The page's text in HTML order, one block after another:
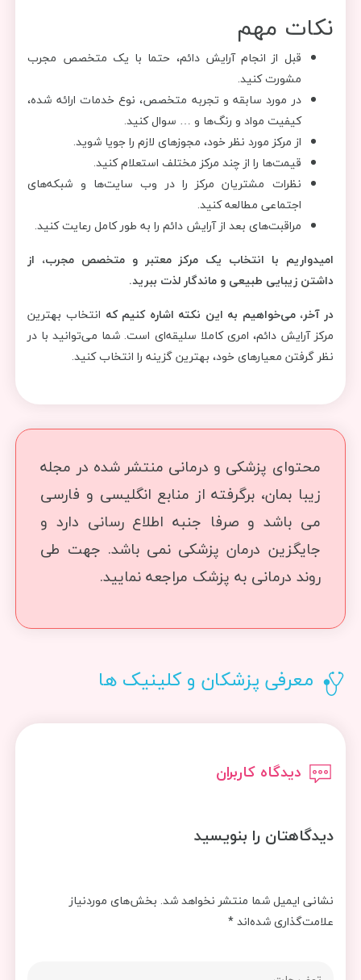
نکات مهم
قبل از انجام آرایش دائم، حتما با یک متخصص مجرب
مشورت کنید.
در مورد سابقه و تجربه متخصص، نوع خدمات ارائه شده،
کیفیت مواد و رنگ‌ها و … سوال کنید.
از مرکز مورد نظر خود، مجوزهای لازم را جویا شوید.
قیمت‌ها را از چند مرکز مختلف استعلام کنید.
نظرات مشتریان مرکز را در وب سایت‌ها و شبکه‌های
اجتماعی مطالعه کنید.
مراقبت‌های بعد از آرایش دائم را به طور کامل رعایت کنید.
امیدواریم با انتخاب یک مرکز معتبر و متخصص مجرب، از
داشتن زیبایی طبیعی و ماندگار لذت ببرید.
در آخر، می‌خواهیم به این نکته اشاره کنیم که انتخاب بهترین
مرکز آرایش دائم، امری کاملا سلیقه‌ای است. شما می‌توانید با در
نظر گرفتن معیارهای خود، بهترین گزینه را انتخاب کنید.
محتوای پزشکی و درمانی منتشر شده در مجله
زیبا بمان، برگرفته از منابع انگلیسی و فارسی
می باشد و صرفا جنبه اطلاع رسانی دارد و
جایگزین درمان پزشکی نمی باشد. جهت طی
روند درمانی به پزشک مراجعه نمایید.
معرفی پزشکان و کلینیک ها
دیدگاه کاربران
دیدگاهتان را بنویسید
نشانی ایمیل شما منتشر نخواهد شد. بخش‌های موردنیاز
علامت‌گذاری شده‌اند*